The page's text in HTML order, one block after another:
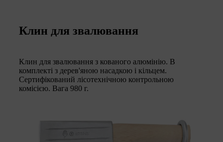
Клин для звалювання
Клин для звалювання з кованого алюмінію. В
комплекті з дерев'яною насадкою і кільцем.
Сертифікований лісотехнічною контрольною
комісією. Вага 980 г.